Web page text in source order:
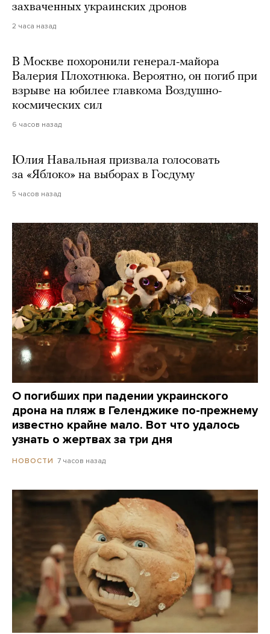
захваченных украинских дронов
2 часа назад
В Москве похоронили генерал-майора
Валерия Плохотнюка. Вероятно, он погиб при
взрыве на юбилее главкома Воздушно-
космических сил
6 часов назад
Юлия Навальная призвала голосовать
за «Яблоко» на выборах в Госдуму
5 часов назад
О погибших при падении украинского
дрона на пляж в Геленджике по-прежнему
известно крайне мало. Вот что удалось
узнать о жертвах за три дня
НОВОСТИ 7 часов назад